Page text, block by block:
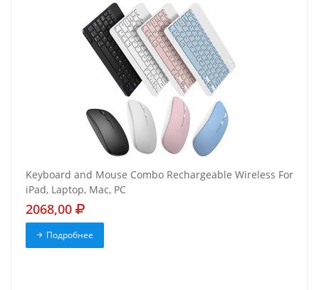
Keyboard and Mouse Combo Rechargeable Wireless For
iPad, Laptop, Mac, PC
2068,00
Подробнее